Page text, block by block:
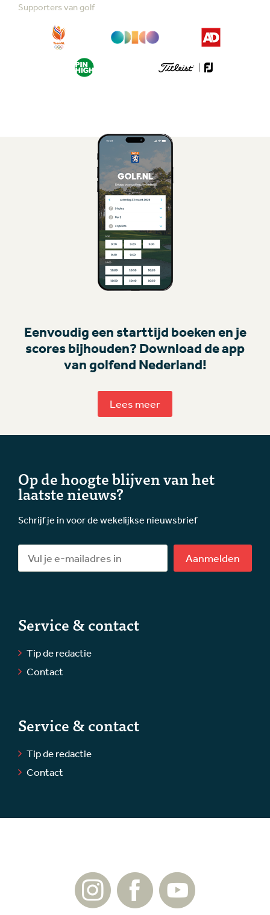
Supporters van golf
Eenvoudig een starttijd boeken en je
scores bijhouden? Download de app
van golfend Nederland!
Lees meer
Op de hoogte blijven van het
laatste nieuws?
Schrijf je in voor de wekelijkse nieuwsbrief
Aanmelden
Service & contact
Tip de redactie
Contact
Service & contact
Tip de redactie
Contact